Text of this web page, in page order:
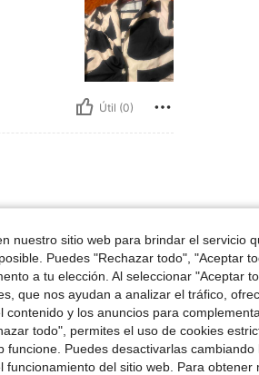
Útil (0)
nuestro sitio web para brindar el servicio
Puedes "Rechazar todo", "Aceptar
a tu elección. Al seleccionar "Aceptar
que nos ayudan a analizar el tráfico,
y los anuncios para
todo", permites el uso de cookies
Puedes desactivarlas cambiando
del sitio web. Para obtener